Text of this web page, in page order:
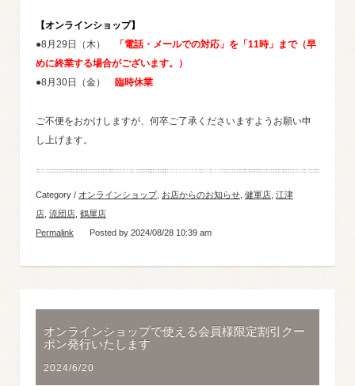
【オンラインショップ】
●8月29日（木）
「電話・メールでの対応」を「11時」まで（早
めに終業する場合がございます。）
●8月30日（金） 臨時休業
ご不便をおかけしますが、何卒ご了承くださいますようお願い申
し上げます。
Category / オンラインショップ, お店からのお知らせ 健軍店 江津
店 流団店 鶴屋店
Permalink
Posted by 2024/08/28 10:39 am
オンラインショップで使える会員様限定割引クー
ポン発行いたします
2024/6/20